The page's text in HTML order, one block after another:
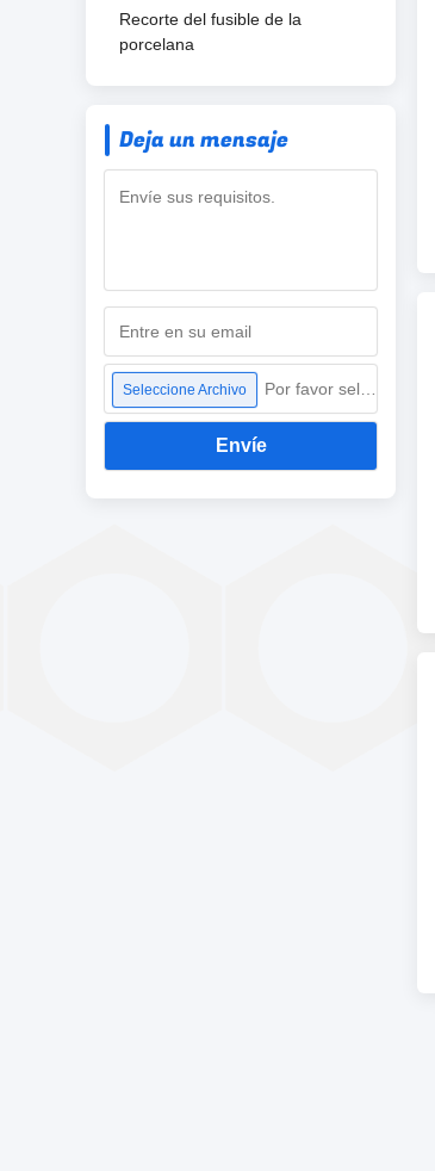
Recorte del fusible de la
porcelana
Deja un mensaje
Seleccione Archivo
Envíe